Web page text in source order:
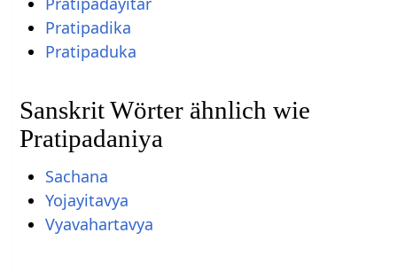
Pratipadika
Pratipaduka
Sanskrit Wörter ähnlich wie
Pratipadaniya
Sachana
Yojayitavya
Vyavahartavya